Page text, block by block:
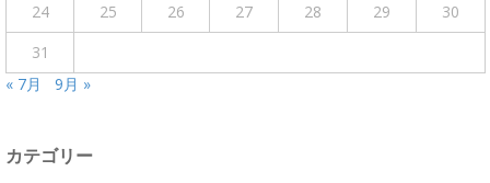
24
25 26 27 28 29
30
31
« 7月
9月 »
カテゴリー